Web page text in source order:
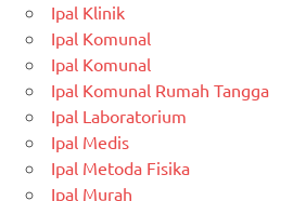
Ipal Klinik
Ipal Komunal
Ipal Komunal
Ipal Komunal Rumah Tangga
Ipal Laboratorium
Ipal Medis
Ipal Metoda Fisika
Ipal Murah